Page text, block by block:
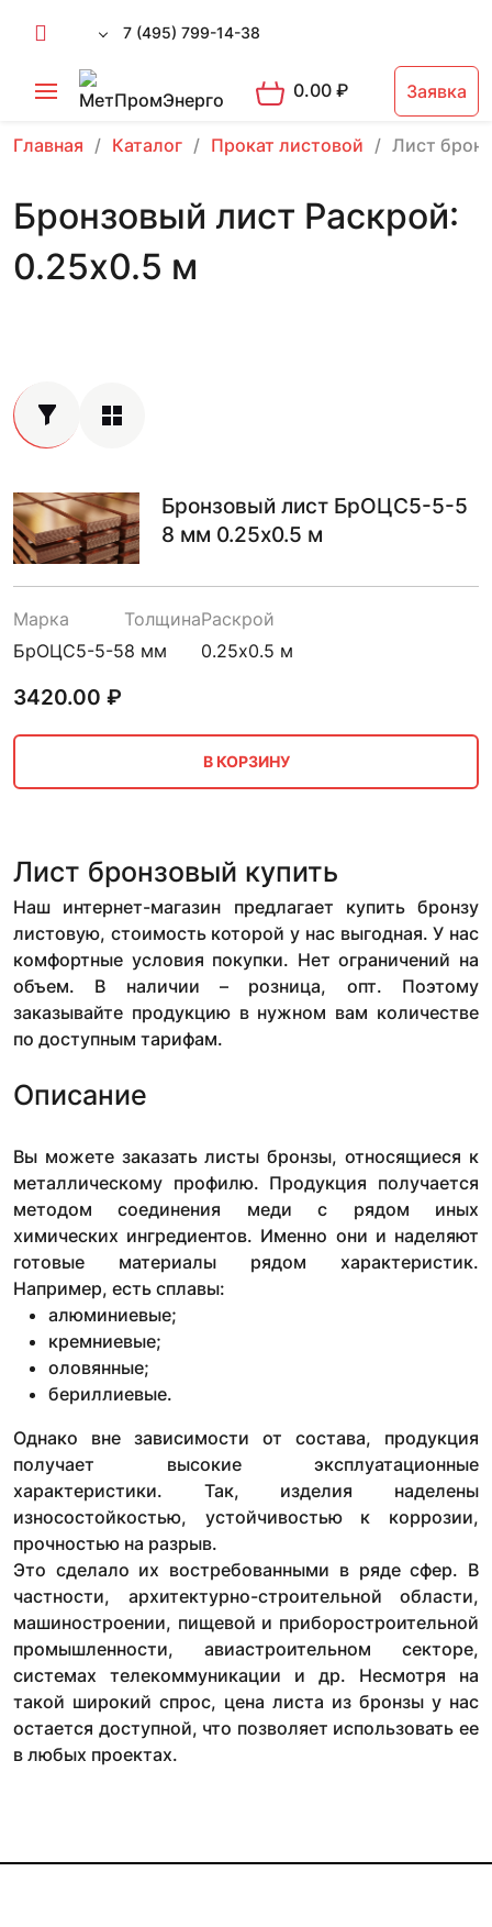
7 (495) 799-14-38
0.00₽ Заявка
Главная Каталог Прокат листовой Лист
Бронзовый лист Раскрой:
0.25х0.5 м
Бронзовый лист БрОЦС5-5-5
8 мм 0.25х0.5 м
Марка
БрОЦС5-5-5
Толщина
8 мм
Раскрой
0.25х0.5 м
3420.00 ₽
В КОРЗИНУ
Лист бронзовый купить
Наш интернет-магазин предлагает купить бронзу
листовую, стоимость которой у нас выгодная. У нас
комфортные условия покупки. Нет ограничений на
объем. В наличии – розница, опт. Поэтому
заказывайте продукцию в нужном вам количестве
по доступным тарифам.
Описание
Вы можете заказать листы бронзы, относящиеся к
металлическому профилю. Продукция получается
методом соединения меди с рядом иных
химических ингредиентов. Именно они и наделяют
готовые материалы рядом характеристик.
Например, есть сплавы:
алюминиевые;
кремниевые;
оловянные;
бериллиевые.
Однако вне зависимости от состава, продукция
получает высокие эксплуатационные
характеристики. Так, изделия наделены
износостойкостью, устойчивостью к коррозии,
прочностью на разрыв.
Это сделало их востребованными в ряде сфер. В
частности, архитектурно-строительной области,
машиностроении, пищевой и приборостроительной
промышленности, авиастроительном секторе,
системах телекоммуникации и др. Несмотря на
такой широкий спрос, цена листа из бронзы у нас
остается доступной, что позволяет использовать ее
в любых проектах.